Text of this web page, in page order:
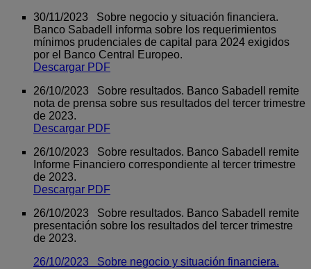
30/11/2023 Sobre negocio y situación financiera.
Banco Sabadell informa sobre los requerimientos
mínimos prudenciales de capital para 2024 exigidos
por el Banco Central Europeo.
Descargar PDF
26/10/2023 Sobre resultados. Banco Sabadell remite
nota de prensa sobre sus resultados del tercer trimestre
de 2023.
Descargar PDF
26/10/2023 Sobre resultados. Banco Sabadell remite
Informe Financiero correspondiente al tercer trimestre
de 2023.
Descargar PDF
26/10/2023 Sobre resultados. Banco Sabadell remite
presentación sobre los resultados del tercer trimestre
de 2023.
26/10/2023 Sobre negocio y situación financiera.